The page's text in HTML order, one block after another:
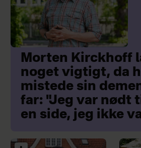
Morten Kirckhoff
noget vigtigt, da
mistede sin
far: "Jeg var nødt
en side, jeg ikke